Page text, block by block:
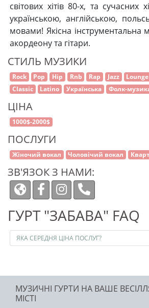
світових хітів 80-х, та сучасних
українською, англійською,
мовами! Якісна інструментальна
акордеону та гітари.
СТИЛЬ МУЗИКИ
Rock Pop Hip Rnb Rap Jazz Lounge
Classic
Latino Українська Фолк-
ЦІНА
1000$-2000$
ПОСЛУГИ
Жіночий вокал Чоловічий вокал
ЗВ'ЯЗОК З НАМИ:
ГУРТ "ЗАБАВА" FAQ
ЯКА СЕРЕДНЯ ЦІНА ПОСЛУГ?
МУЗИЧНІ ГУРТИ НА ВАШЕ
МІСТІ